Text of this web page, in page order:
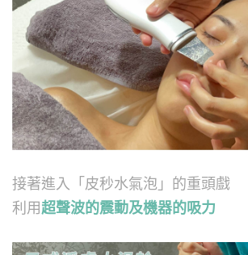
接著進入「皮秒水氣泡」的重頭戲
利用 超聲波的震動及機器的吸力